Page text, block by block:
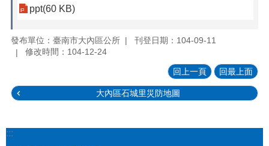
ppt(60 KB)
發布單位：臺南市大內區公所
刊登日期：104-09-11
修改時間：104-12-24
回上一頁 回最上面
大內區石城里災防地圖
:::